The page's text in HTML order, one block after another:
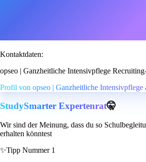
Kontaktdaten:
opseo | Ganzheitliche Intensivpflege
Profil von opseo | Ganzheitliche Intensivpflege
StudySmarter Expertenrat🤫
Wir sind der Meinung, dass du so
erhalten könntest
✨Tipp Nummer 1